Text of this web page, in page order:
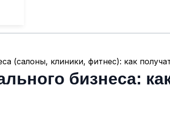
(салоны, клиники, фитнес): как
бизнеса: